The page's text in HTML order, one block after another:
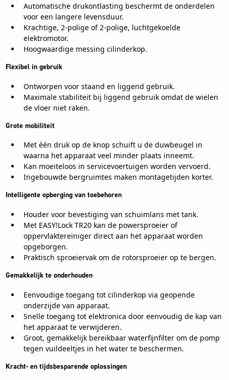
Automatische drukontlasting beschermt de onderdelen
voor een langere levensduur.
Krachtige, 2-polige of 2-polige, luchtgekoelde
elektromotor.
Hoogwaardige messing cilinderkop.
Flexibel in gebruik
Ontworpen voor staand en liggend gebruik.
Maximale stabiliteit bij liggend gebruik omdat de wielen
de vloer niet raken.
Grote mobiliteit
Met één druk op de knop schuift u de duwbeugel in
waarna het apparaat veel minder plaats inneemt.
Kan moeiteloos in servicevoertuigen worden vervoerd.
Ingebouwde bergruimtes maken montagetijden korter.
Intelligente opberging van toebehoren
Houder voor bevestiging van schuimlans met tank.
Met EASY!Lock TR20 kan de powersproeier of
oppervlaktereiniger direct aan het apparaat worden
opgeborgen.
Praktisch sproeiervak om de rotorsproeier op te bergen.
Gemakkelijk te onderhouden
Eenvoudige toegang tot cilinderkop via geopende
onderzijde van apparaat.
Snelle toegang tot elektronica door eenvoudig de kap van
het apparaat te verwijderen.
Groot, gemakkelijk bereikbaar waterfijnfilter om de pomp
tegen vuildeeltjes in het water te beschermen.
Kracht- en tijdsbesparende oplossingen